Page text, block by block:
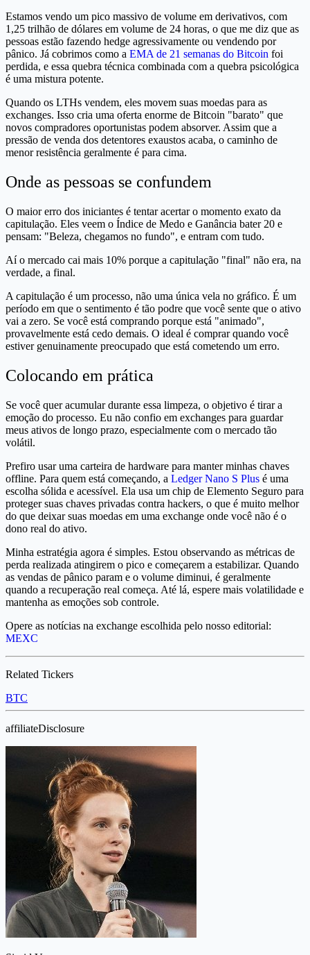
Estamos vendo um pico massivo de volume em derivativos, com
1,25 trilhão de dólares em volume de 24 horas, o que me diz que as
pessoas estão fazendo hedge agressivamente ou vendendo por
pânico. Já cobrimos como a EMA de 21 semanas do Bitcoin foi
perdida, e essa quebra técnica combinada com a quebra psicológica
é uma mistura potente.
Quando os LTHs vendem, eles movem suas moedas para as
exchanges. Isso cria uma oferta enorme de Bitcoin "barato" que
novos compradores oportunistas podem absorver. Assim que a
pressão de venda dos detentores exaustos acaba, o caminho de
menor resistência geralmente é para cima.
Onde as pessoas se confundem
O maior erro dos iniciantes é tentar acertar o momento exato da
capitulação. Eles veem o Índice de Medo e Ganância bater 20 e
pensam: "Beleza, chegamos no fundo", e entram com tudo.
Aí o mercado cai mais 10% porque a capitulação "final" não era, na
verdade, a final.
A capitulação é um processo, não uma única vela no gráfico. É um
período em que o sentimento é tão podre que você sente que o ativo
vai a zero. Se você está comprando porque está "animado",
provavelmente está cedo demais. O ideal é comprar quando você
estiver genuinamente preocupado que está cometendo um erro.
Colocando em prática
Se você quer acumular durante essa limpeza, o objetivo é tirar a
emoção do processo. Eu não confio em exchanges para guardar
meus ativos de longo prazo, especialmente com o mercado tão
volátil.
Prefiro usar uma carteira de hardware para manter minhas chaves
offline. Para quem está começando, a Ledger Nano S Plus é uma
escolha sólida e acessível. Ela usa um chip de Elemento Seguro para
proteger suas chaves privadas contra hackers, o que é muito melhor
do que deixar suas moedas em uma exchange onde você não é o
dono real do ativo.
Minha estratégia agora é simples. Estou observando as métricas de
perda realizada atingirem o pico e começarem a estabilizar. Quando
as vendas de pânico param e o volume diminui, é geralmente
quando a recuperação real começa. Até lá, espere mais volatilidade e
mantenha as emoções sob controle.
Opere as notícias na exchange escolhida pelo nosso editorial:
MEXC
Related Tickers
BTC
affiliateDisclosure